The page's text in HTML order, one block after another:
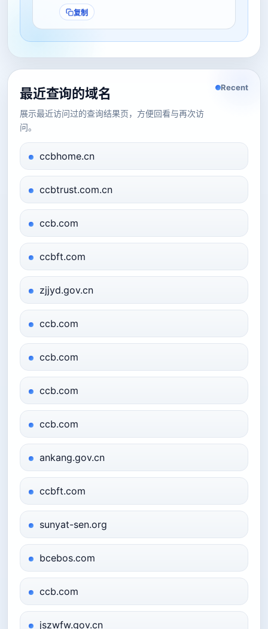
复制
最近查询的域名
展示最近访问过的查询结果页，方便回看与再次访
问。
Recent
ccbhome.cn
ccbtrust.com.cn
ccb.com
ccbft.com
zjjyd.gov.cn
ccb.com
ccb.com
ccb.com
ccb.com
ankang.gov.cn
ccbft.com
sunyat-sen.org
bcebos.com
ccb.com
jszwfw.gov.cn